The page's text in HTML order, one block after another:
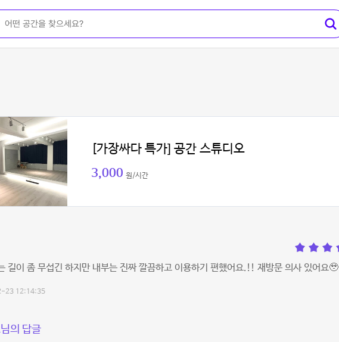
[가장싸다 특가] 공간 스튜디오
3,000 원/시간
길이 좀 무섭긴 하지만 내부는 진짜 깔끔하고 이용하기 편했어요.!! 재방문 의사 있어요🥹
23 12:14:35
의 답글